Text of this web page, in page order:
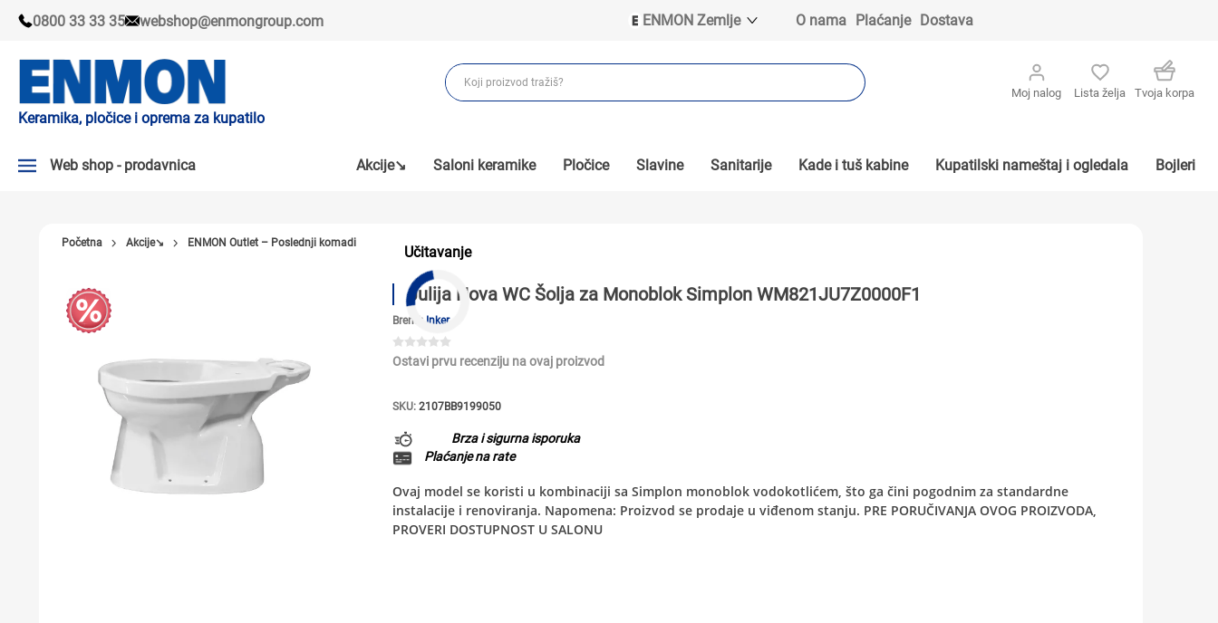
0800 33 33 35 webshop@enmongroup.com
ENMON Zemlje
ENMON BIH
ENMON MKD
O nama Plaćanje Dostava
Keramika, pločice i oprema za kupatilo
Moj nalog Lista želja Tvoja korpa
Web shop - prodavnica
PLOČICE
SLAVINE
KADE I TUŠ KABINE
SANITARIJE
TUŠEVI
PODNE I ZIDNE OBLOGE
Akcije↘ Saloni keramike Pločice Slavine Sanitarije Kade i tuš kabine Kupatilski nameštaj i ogledala Bojleri
Učitavanje
Početna Akcije↘ ENMON Outlet – Poslednji komadi
Julija Nova WC Šolja za Monoblok Simplon WM821JU7Z0000F1
Brend: Inker
Ostavi prvu recenziju na ovaj proizvod
SKU: 2107BB9199050
Brza i sigurna isporuka
Plaćanje na rate
Ovaj model se koristi u kombinaciji sa Simplon monoblok vodokotlićem, što ga čini pogodnim za standardne
instalacije i renoviranja. Napomena: Proizvod se prodaje u viđenom stanju. PRE PORUČIVANJA OVOG PROIZVODA,
PROVERI DOSTUPNOST U SALONU